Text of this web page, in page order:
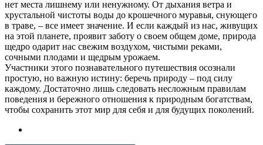
нет места лишнему или ненужному. От дыхания ветра и
хрустальной чистоты воды до крошечного муравья, снующего
в траве, – все имеет значение. И если каждый из нас, живущих
на этой планете, проявит заботу о своем общем доме, природа
щедро одарит нас свежим воздухом, чистыми реками,
сочными плодами и щедрым урожаем.
Участники этого познавательного путешествия осознали
простую, но важную истину: беречь природу – под силу
каждому. Достаточно лишь следовать несложным правилам
поведения и бережного отношения к природным богатствам,
чтобы сохранить этот мир для себя и для будущих поколений.